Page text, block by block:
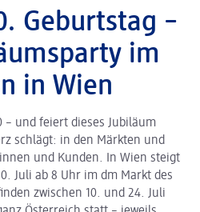
Geburtstag –
im
in Wien
– und feiert dieses Jubiläum
schlägt: in den Märkten und
und Kunden. In Wien steigt
Juli ab 8 Uhr im dm Markt des
zwischen 10. und 24. Juli